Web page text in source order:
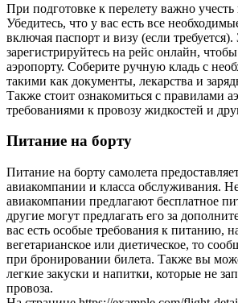
При подготовке к перелету важно
Убедитесь, что у вас есть все
включая паспорт и визу (если требуется).
зарегистрируйтесь на рейс онлайн,
аэропорту. Соберите ручную кладь с
такими как документы, лекарства и
Также стоит ознакомиться с правилами
требованиями к провозу жидкостей и
Питание на борту
Питание на борту самолета
авиакомпании и класса обслуживания.
авиакомпании предлагают бесплатное
другие могут предлагать его за
вас есть особые требования к питанию,
вегетарианское или диетическое, то
при бронировании билета. Также вы
легкие закуски и напитки, которые не
провоза.